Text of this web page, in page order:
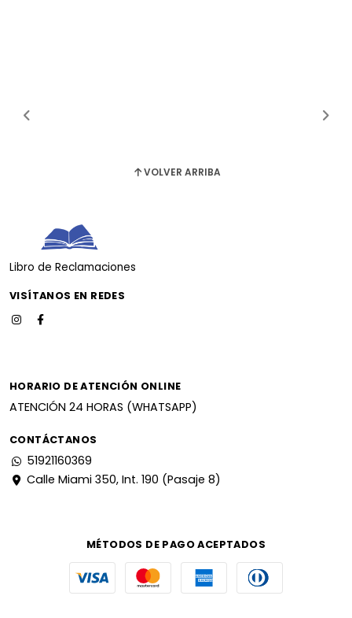
VOLVER ARRIBA
Libro de Reclamaciones
VISÍTANOS EN REDES
HORARIO DE ATENCIÓN ONLINE
ATENCIÓN 24 HORAS (WHATSAPP)
CONTÁCTANOS
51921160369
Calle Miami 350, Int. 190 (Pasaje 8)
MÉTODOS DE PAGO ACEPTADOS